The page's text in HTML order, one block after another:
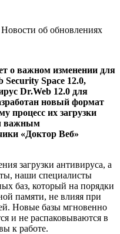
об обновлениях
о важном изменении для
Security Space 12.0,
Dr.Web 12.0 для
новый формат
процесс их загрузки
важным
«Доктор Веб»
загрузки антивируса, а
наши специалисты
баз, который на порядки
памяти, не влияя при
Новые базы мгновенно
и не распаковываются в
к работе.